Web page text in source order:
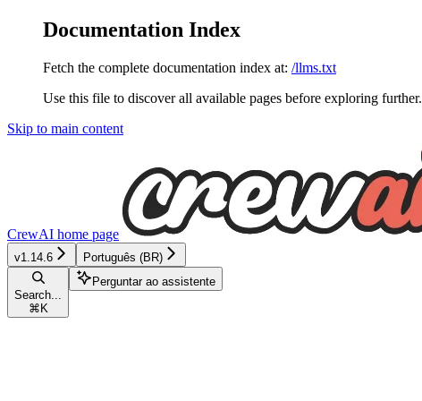
Documentation Index
Fetch the complete documentation index at: /llms.txt
Use this file to discover all available pages before exploring further.
Skip to main content
CrewAI home page
v1.14.6 Português (BR)
Search...
⌘ K
Perguntar ao assistente